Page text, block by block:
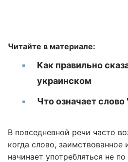
Читайте в материале:
Как правильно
украинском
Что означает слово
В повседневной речи часто
когда слово, заимствованное
начинает употребляться не